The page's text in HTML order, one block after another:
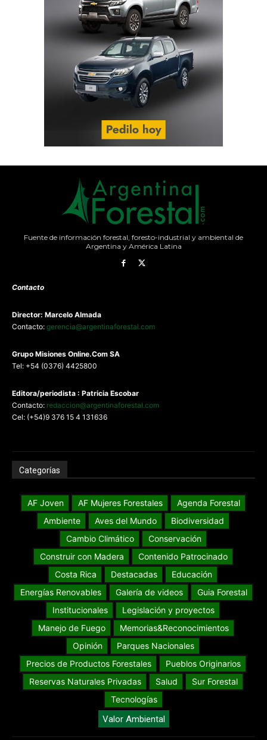
Fuente de información forestal, foresto-industrial y ambiental de
Argentina y América Latina
Contacto
Director: Marcelo Almada
Contacto: gerencia@argentinaforestal.com
Grupo Misiones Online.Com SA
Tel: +54 (0376) 4425800
Editora/periodista : Patricia Escobar
Contacto: redaccion@argentinaforestal.com
Cel: (+54)9 376 15 4 131636
Categorías
AF Joven AF Mujeres Forestales
Agenda Forestal
Ambiente
Aves del Mundo
Biodiversidad
Cambio Climático
Conservación
Construir con Madera
Contenido Patrocinado
Costa Rica
Destacadas
Educación
Energías Renovables
Galería de videos
Guia Forestal
Institucionales
Legislación y proyectos
Manejo de Fuego
Memorias&Reconocimientos
Opinión
Parques Nacionales
Precios de Productos Forestales
Pueblos Originarios
Reservas Naturales Privadas
Salud
Sur Forestal
Tecnologías
Valor Ambiental